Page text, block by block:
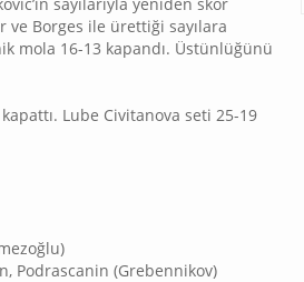
ve Borges ile ürettiği sayılara
mola 16-13 kapandı. Üstünlüğünü
Lube Civitanova seti 25-19
Podrascanin (Grebennikov)